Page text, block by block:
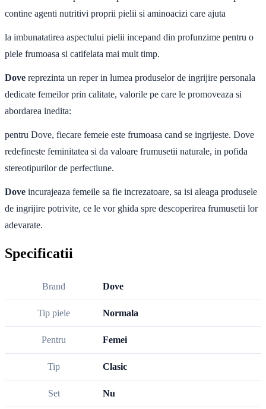
contine agenti nutritivi proprii pielii si aminoacizi care ajuta
la imbunatatirea aspectului pielii incepand din profunzime pentru o
piele frumoasa si catifelata mai mult timp.
Dove reprezinta un reper in lumea produselor de ingrijire personala
dedicate femeilor prin calitate, valorile pe care le promoveaza si
abordarea inedita:
pentru Dove, fiecare femeie este frumoasa cand se ingrijeste. Dove
redefineste feminitatea si da valoare frumusetii naturale, in pofida
stereotipurilor de perfectiune.
Dove incurajeaza femeile sa fie increzatoare, sa isi aleaga produsele
de ingrijire potrivite, ce le vor ghida spre descoperirea frumusetii lor
adevarate.
Specificatii
Brand Dove
Tip piele Normala
Pentru Femei
Tip Clasic
Set Nu